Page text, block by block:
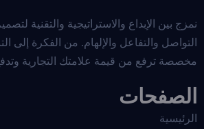
نمزج بين الإبداع والاستراتيجية والتقنية
التواصل والتفاعل والإلهام. من الفكرة إلى
مخصصة ترفع من قيمة علامتك التجارية
الصفحات
الرئيسية